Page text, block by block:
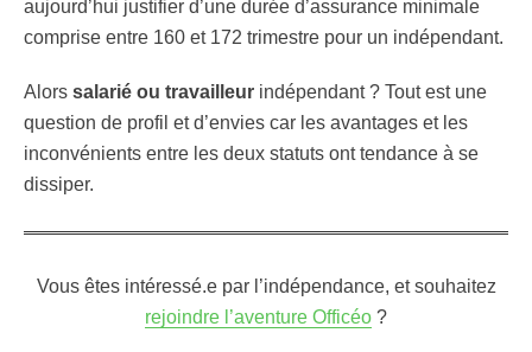
aujourd’hui justifier d’une durée d’assurance minimale
comprise entre 160 et 172 trimestre pour un indépendant.
Alors salarié ou travailleur indépendant ? Tout est une
question de profil et d’envies car les avantages et les
inconvénients entre les deux statuts ont tendance à se
dissiper.
Vous êtes intéressé.e par l’indépendance, et souhaitez
rejoindre l’aventure Officéo ?